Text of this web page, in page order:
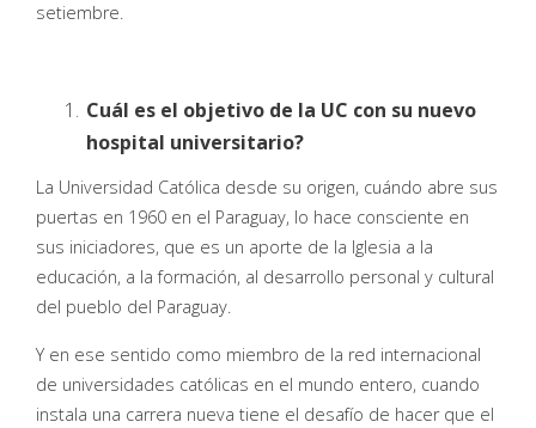
setiembre.
Cuál es el objetivo de la UC con su nuevo
hospital universitario?
La Universidad Católica desde su origen, cuándo abre sus
puertas en 1960 en el Paraguay, lo hace consciente en
sus iniciadores, que es un aporte de la Iglesia a la
educación, a la formación, al desarrollo personal y cultural
del pueblo del Paraguay.
Y en ese sentido como miembro de la red internacional
de universidades católicas en el mundo entero, cuando
instala una carrera nueva tiene el desafío de hacer que el